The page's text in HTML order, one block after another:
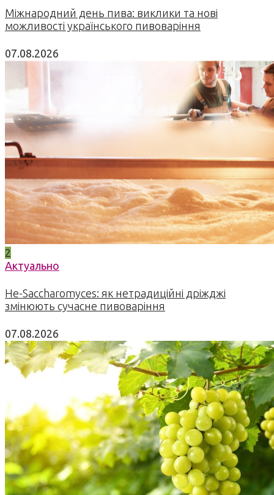
Міжнародний день пива: виклики та нові
можливості українського пивоваріння
07.08.2026
2
Актуально
Не-Saccharomyces: як нетрадиційні дріжджі
змінюють сучасне пивоваріння
07.08.2026